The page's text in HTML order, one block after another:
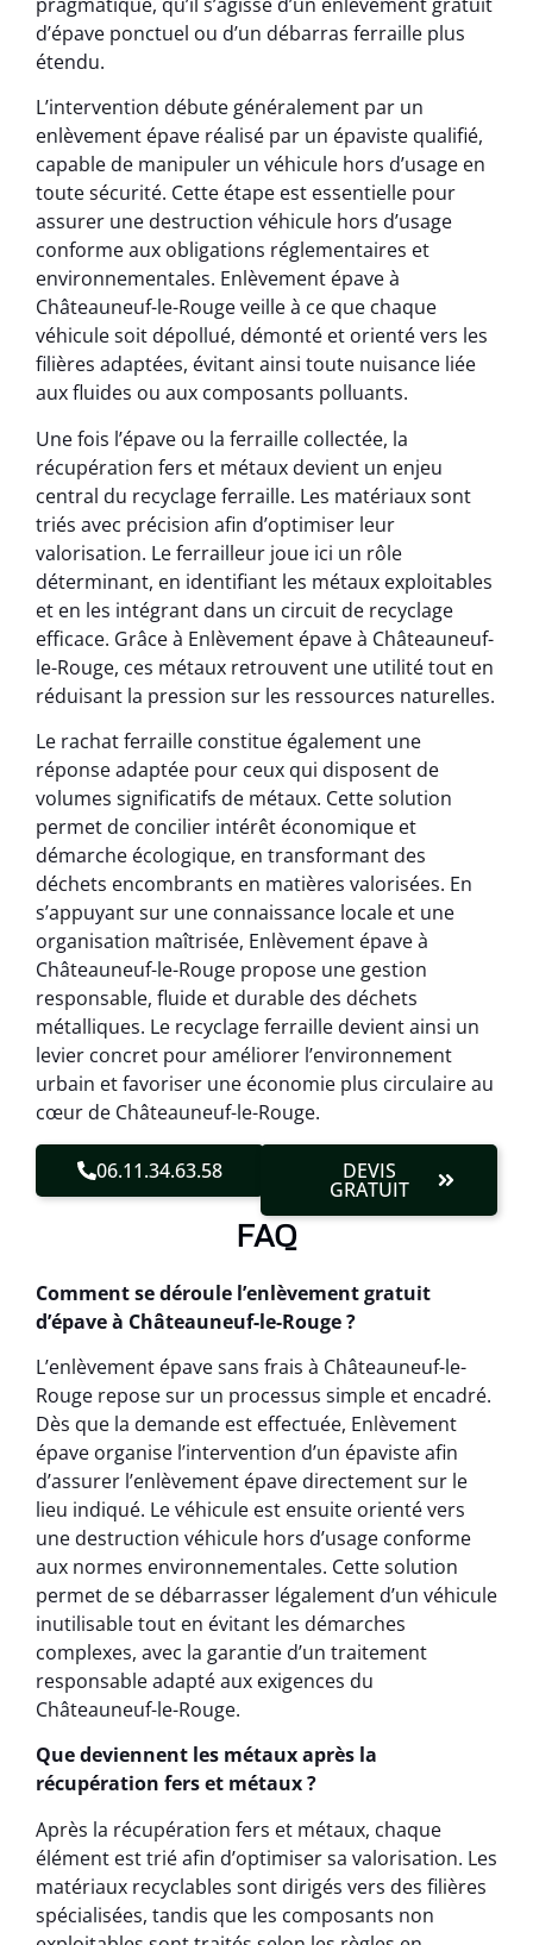
d’épave ponctuel ou d’un débarras ferraille plus
étendu.
L’intervention débute généralement par un
enlèvement épave réalisé par un épaviste qualifié,
capable de manipuler un véhicule hors d’usage en
toute sécurité. Cette étape est essentielle pour
assurer une destruction véhicule hors d’usage
conforme aux obligations réglementaires et
environnementales. Enlèvement épave à
Châteauneuf-le-Rouge veille à ce que chaque
véhicule soit dépollué, démonté et orienté vers les
filières adaptées, évitant ainsi toute nuisance liée
aux fluides ou aux composants polluants.
Une fois l’épave ou la ferraille collectée, la
récupération fers et métaux devient un enjeu
central du recyclage ferraille. Les matériaux sont
triés avec précision afin d’optimiser leur
valorisation. Le ferrailleur joue ici un rôle
déterminant, en identifiant les métaux exploitables
et en les intégrant dans un circuit de recyclage
efficace. Grâce à Enlèvement épave à Châteauneuf-
le-Rouge, ces métaux retrouvent une utilité tout en
réduisant la pression sur les ressources naturelles.
Le rachat ferraille constitue également une
réponse adaptée pour ceux qui disposent de
volumes significatifs de métaux. Cette solution
permet de concilier intérêt économique et
démarche écologique, en transformant des
déchets encombrants en matières valorisées. En
s’appuyant sur une connaissance locale et une
organisation maîtrisée, Enlèvement épave à
Châteauneuf-le-Rouge propose une gestion
responsable, fluide et durable des déchets
métalliques. Le recyclage ferraille devient ainsi un
levier concret pour améliorer l’environnement
urbain et favoriser une économie plus circulaire au
cœur de Châteauneuf-le-Rouge.
06.11.34.63.58 DEVIS
GRATUIT
FAQ
Comment se déroule l’enlèvement gratuit
d’épave à Châteauneuf-le-Rouge ?
L’enlèvement épave sans frais à Châteauneuf-le-
Rouge repose sur un processus simple et encadré.
Dès que la demande est effectuée, Enlèvement
épave organise l’intervention d’un épaviste afin
d’assurer l’enlèvement épave directement sur le
lieu indiqué. Le véhicule est ensuite orienté vers
une destruction véhicule hors d’usage conforme
aux normes environnementales. Cette solution
permet de se débarrasser légalement d’un véhicule
inutilisable tout en évitant les démarches
complexes, avec la garantie d’un traitement
responsable adapté aux exigences du
Châteauneuf-le-Rouge.
Que deviennent les métaux après la
récupération fers et métaux ?
Après la récupération fers et métaux, chaque
élément est trié afin d’optimiser sa valorisation. Les
matériaux recyclables sont dirigés vers des filières
spécialisées, tandis que les composants non